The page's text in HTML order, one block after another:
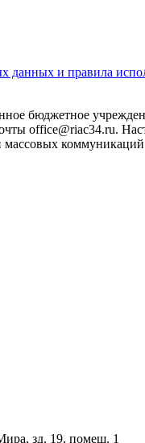
данных и правила
бюджетное
office@riac34.ru.
массовых
зд. 19, помещ. 1